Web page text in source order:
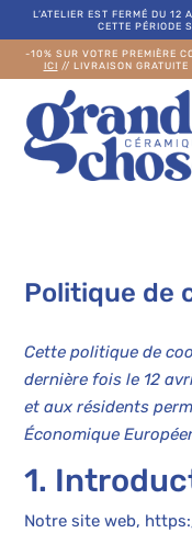
L’ATELIER EST FERMÉ DU 12
CETTE PÉRIODE
-10% SUR VOTRE PREMIÈRE
ICI // LIVRAISON
Politique de
Cette politique de
dernière fois le 12
et aux résidents
Économique
1.
Notre site web,